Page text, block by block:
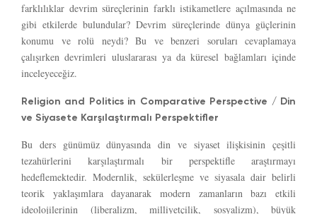
farklılıklar devrim süreçlerinin farklı istikametlere açılmasında ne
gibi etkilerde bulundular? Devrim süreçlerinde dünya güçlerinin
konumu ve rolü neydi? Bu ve benzeri soruları cevaplamaya
çalışırken devrimleri uluslararası ya da küresel bağlamları içinde
inceleyeceğiz.
Religion and Politics in Comparative Perspective / Din
ve Siyasete Karşılaştırmalı Perspektifler
Bu ders günümüz dünyasında din ve siyaset ilişkisinin çeşitli
tezahürlerini karşılaştırmalı bir perspektifle araştırmayı
hedeflemektedir. Modernlik, sekülerleşme ve siyasala dair belirli
teorik yaklaşımlara dayanarak modern zamanların bazı etkili
ideolojilerinin (liberalizm, milliyetçilik, sosyalizm), büyük